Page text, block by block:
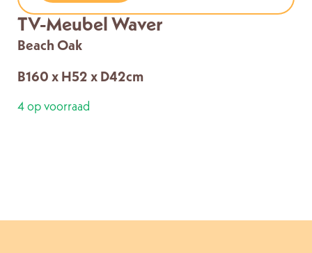
TV-Meubel Waver
Beach Oak
B160 x H52 x D42cm
4 op voorraad